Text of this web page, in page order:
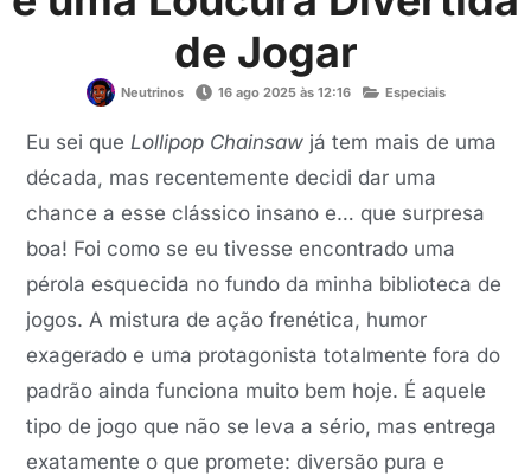
de Jogar
Neutrinos 16 ago 2025 às 12:16 Especiais
Eu sei queLollipop Chainsaw já tem mais de uma
década, mas recentemente decidi dar uma
chance a esse clássico insano e… que surpresa
boa! Foi como se eu tivesse encontrado uma
pérola esquecida no fundo da minha biblioteca de
jogos. A mistura de ação frenética, humor
exagerado e uma protagonista totalmente fora do
padrão ainda funciona muito bem hoje. É aquele
tipo de jogo que não se leva a sério, mas entrega
exatamente o que promete: diversão pura e